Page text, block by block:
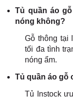
Tủ quần áo
nóng không?
Gỗ thông tại
tối đa tình
nóng ẩm.
Tủ quần áo gỗ
Tủ Instock